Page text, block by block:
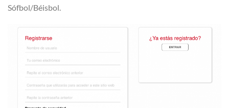
Sófbol/Béisbol.